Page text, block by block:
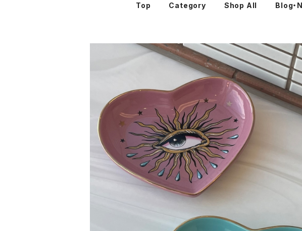
Top Category Shop All Blog・